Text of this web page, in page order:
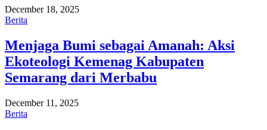
December 18, 2025
Berita
Menjaga Bumi sebagai Amanah: Aksi
Ekoteologi Kemenag Kabupaten
Semarang dari Merbabu
December 11, 2025
Berita